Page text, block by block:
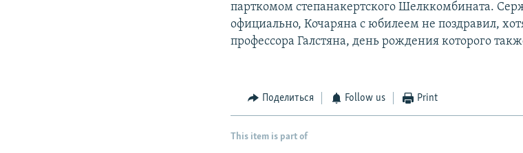
парткомом степанакертского Шелккомбината.
официально, Кочаряна с юбилеем не поздравил,
профессора Галстяна, день рождения которого
Поделиться Follow us Print
This item is part of